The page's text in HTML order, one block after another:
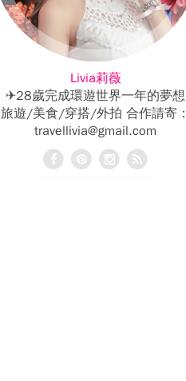
Livia莉薇
✈28歲完成環遊世界一年的夢想
旅遊/美食/穿搭/外拍 合作請寄：
travellivia@gmail.com